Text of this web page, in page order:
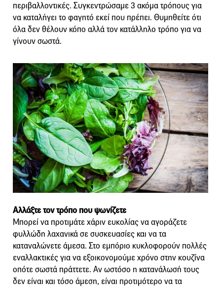
περιβαλλοντικές. Συγκεντρώσαμε 3 ακόμα τρόπους για
να καταλήγει το φαγητό εκεί που πρέπει. Θυμηθείτε ότι
όλα δεν θέλουν κόπο αλλά τον κατάλληλο τρόπο για να
γίνουν σωστά.
Αλλάξτε τον τρόπο που ψωνίζετε
Μπορεί να προτιμάτε χάριν ευκολίας να αγοράζετε
φυλλώδη λαχανικά σε συσκευασίες και να τα
καταναλώνετε άμεσα. Στο εμπόριο κυκλοφορούν πολλές
εναλλακτικές για να εξοικονομούμε χρόνο στην κουζίνα
οπότε σωστά πράττετε. Αν ωστόσο η κατανάλωσή τους
δεν είναι και τόσο άμεση, είναι προτιμότερο να τα